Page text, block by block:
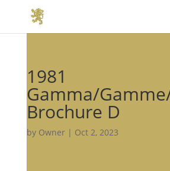
1981
Gamma/
Brochure D
by Owner| Oct 2, 2023